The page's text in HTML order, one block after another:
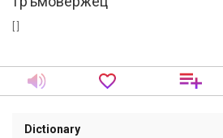
Dictionary